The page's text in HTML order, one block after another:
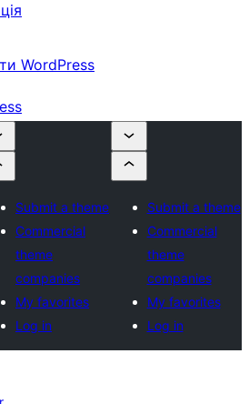
WordPress
Submit a theme
Commercial
theme
companies
My favorites
Log in
Submit a theme
Commercial
theme
companies
My favorites
Log in